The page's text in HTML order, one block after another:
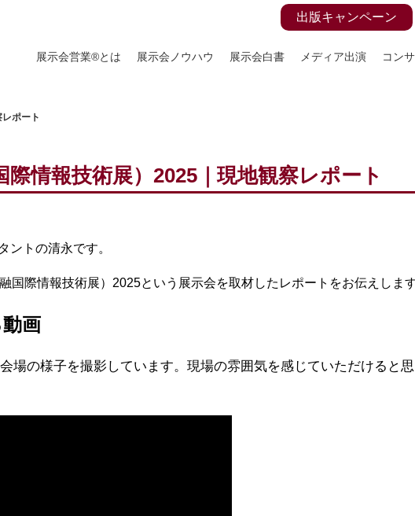
出版キャンペーン
展示会営業®とは 展示会ノウハウ 展示会白書 メディア出演 コン
ポート
際情報技術展）2025｜現地観察レポート
ントの清永です。
国際情報技術展）2025という展示会を取材したレポートをお伝えします
画
場の様子を撮影しています。現場の雰囲気を感じていただけると